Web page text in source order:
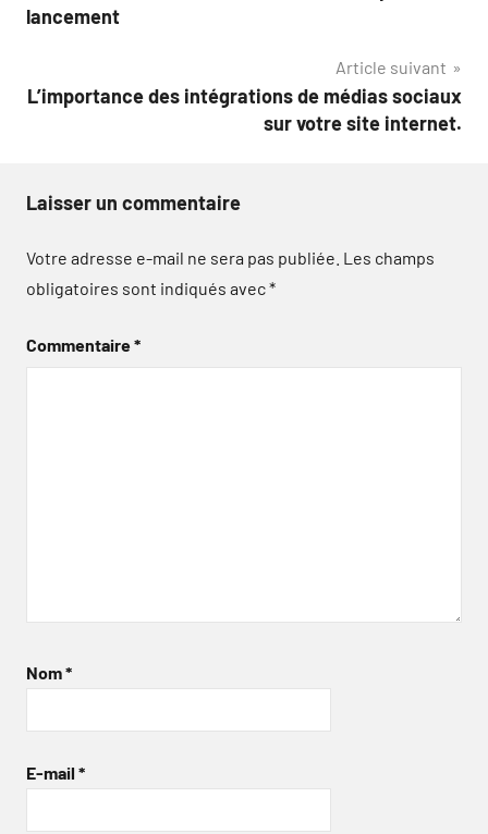
lancement
Article suivant
L’importance des intégrations de médias sociaux
sur votre site internet.
Laisser un commentaire
Votre adresse e-mail ne sera pas publiée. Les champs
obligatoires sont indiqués avec*
Commentaire*
Nom*
E-mail *